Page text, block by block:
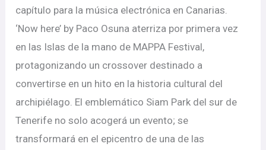
capítulo para la música electrónica en Canarias.
‘Now here’ by Paco Osuna aterriza por primera vez
en las Islas de la mano de MAPPA Festival,
protagonizando un crossover destinado a
convertirse en un hito en la historia cultural del
archipiélago. El emblemático Siam Park del sur de
Tenerife no solo acogerá un evento; se
transformará en el epicentro de una de las